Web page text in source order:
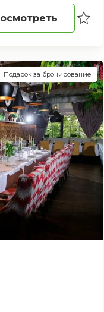
Подарок за бронирование